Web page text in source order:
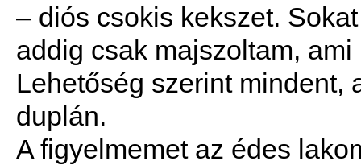
– diós csokis kekszet.
addig csak majszoltam, ami
Lehetőség szerint mindent,
duplán.
A figyelmemet az édes